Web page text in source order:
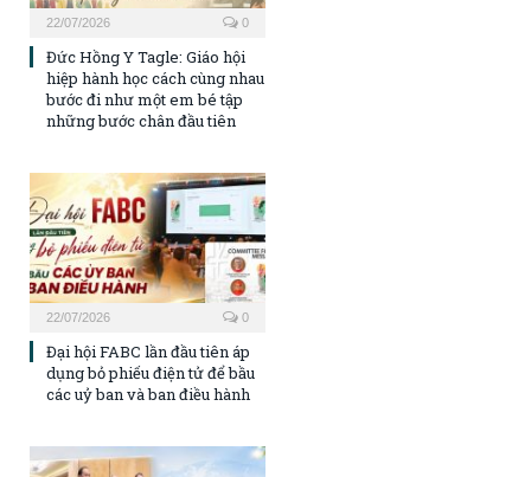
22/07/2026 0
Đức Hồng Y Tagle: Giáo hội
hiệp hành học cách cùng nhau
bước đi như một em bé tập
những bước chân đầu tiên
22/07/2026 0
Đại hội FABC lần đầu tiên áp
dụng bỏ phiếu điện tử để bầu
các uỷ ban và ban điều hành